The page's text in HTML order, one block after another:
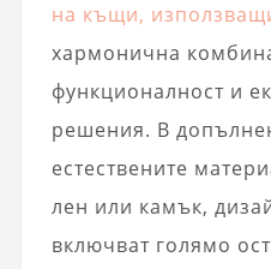
на къщи,
хармонична
функционалност и
решения. В
естествените
лен или камък,
включват голямо